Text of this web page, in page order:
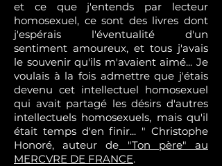
et ce que j'entends par lecteur
homosexuel, ce sont des livres dont
j'espérais l'éventualité d'un
sentiment amoureux, et tous j'avais
le souvenir qu'ils m'avaient aimé... Je
voulais à la fois admettre que j'étais
devenu cet intellectuel homosexuel
qui avait partagé les désirs d'autres
intellectuels homosexuels, mais qu'il
était temps d'en finir... " Christophe
Honoré, auteur de "Ton père" au
MERCVRE DE FRANCE.